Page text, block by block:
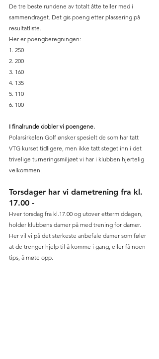
De tre beste rundene av totalt åtte teller med i
sammendraget. Det gis poeng etter plassering på
resultatliste.
Her er poengberegningen:
1. 250
2. 200
3. 160
4. 135
5. 110
6. 100
I finalrunde dobler vi poengene.
Polarsirkelen Golf ønsker spesielt de som har tatt
VTG kurset tidligere, men ikke tatt steget inn i det
trivelige turneringsmiljøet vi har i klubben hjertelig
velkommen.
Torsdager har vi dametrening fra kl.
17.00 -
Hver torsdag fra kl.17.00 og utover ettermiddagen,
holder klubbens damer på med trening for damer.
Her vil vi på det sterkeste anbefale damer som føler
at de trenger hjelp til å komme i gang, eller få noen
tips, å møte opp.